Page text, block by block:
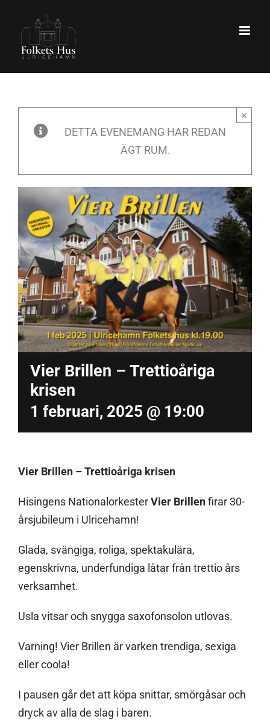
innehållet
DETTA EVENEMANG HAR REDAN
ÄGT RUM.
×
Vier Brillen – Trettioåriga
krisen
1 februari, 2025 @ 19:00
Vier Brillen – Trettioåriga krisen
Hisingens NationalorkesterVier Brillenfirar 30-
årsjubileum i Ulricehamn!
Glada, svängiga, roliga, spektakulära,
egenskrivna, underfundiga låtar från trettio års
verksamhet.
Usla vitsar och snygga saxofonsolon utlovas.
Varning! Vier Brillen är varken trendiga, sexiga
eller coola!
I pausen går det att köpa snittar, smörgåsar och
dryck av alla de slag i baren.